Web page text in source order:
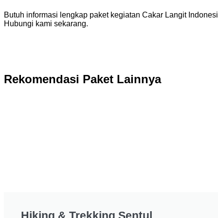
Butuh informasi lengkap paket kegiatan Cakar Langit
Hubungi kami sekarang.
Rekomendasi Paket Lainnya